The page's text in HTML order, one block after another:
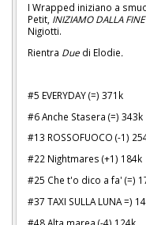
I Wrapped iniziano a
Petit, INIZIAMO DALLA FINE
Nigiotti.
Rientra Due di Elodie.
#5 EVERYDAY (=) 371k
#6 Anche Stasera (=) 343k
#13 ROSSOFUOCO (-1)
#22 Nightmares (+1) 184k
#25 Che t'o dico a fa' (=)
#37 TAXI SULLA LUNA =)
#48 Alta marea (-4) 124k